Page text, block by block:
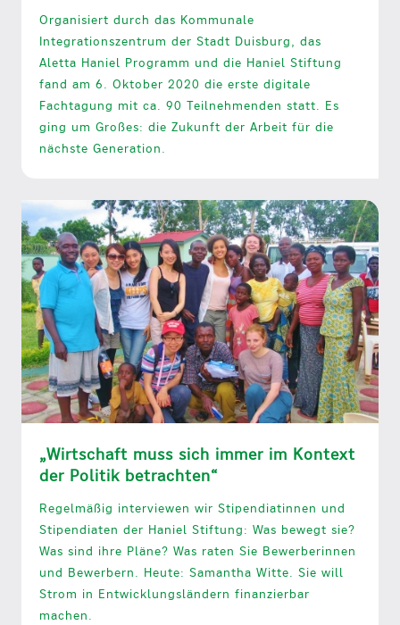
Organisiert durch das Kommunale
Integrationszentrum der Stadt Duisburg, das
Aletta Haniel Programm und die Haniel Stiftung
fand am 6. Oktober 2020 die erste digitale
Fachtagung mit ca. 90 Teilnehmenden statt. Es
ging um Großes: die Zukunft der Arbeit für die
nächste Generation.
„Wirtschaft muss sich immer im Kontext
der Politik betrachten“
Regelmäßig interviewen wir Stipendiatinnen und
Stipendiaten der Haniel Stiftung: Was bewegt sie?
Was sind ihre Pläne? Was raten Sie Bewerberinnen
und Bewerbern. Heute: Samantha Witte. Sie will
Strom in Entwicklungsländern finanzierbar
machen.